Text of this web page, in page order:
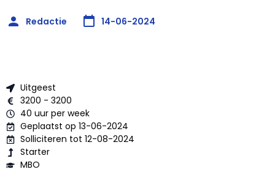
Redactie 14-06-2024
Uitgeest
3200 - 3200
40 uur per week
Geplaatst op 13-06-2024
Solliciteren tot 12-08-2024
Starter
MBO